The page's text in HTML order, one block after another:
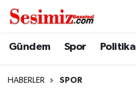
Gündem Spor Politika
HABERLER SPOR
Dünya
Nöbetçi Eczaneler